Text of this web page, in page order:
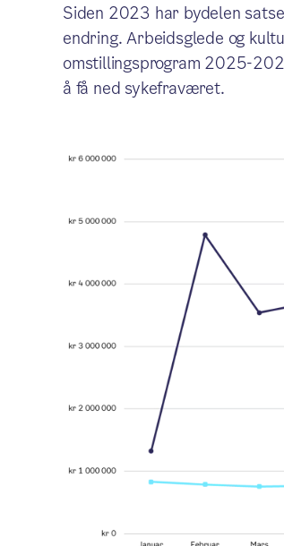
Siden 2023 har bydelen
endring. Arbeidsglede og
omstillingsprogram 2025-
å få ned sykefraværet.